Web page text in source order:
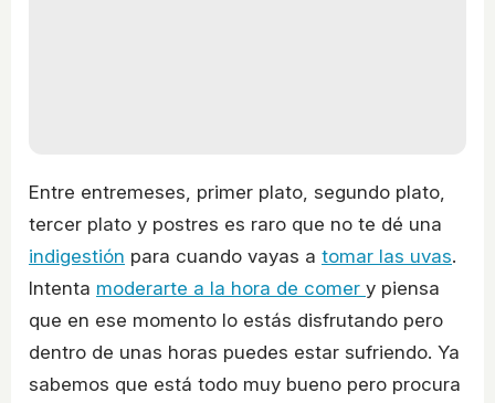
Entre entremeses, primer plato, segundo plato,
tercer plato y postres es raro que no te dé una
indigestión para cuando vayas a tomar las uvas.
Intenta moderarte a la hora de comer y piensa
que en ese momento lo estás disfrutando pero
dentro de unas horas puedes estar sufriendo. Ya
sabemos que está todo muy bueno pero procura